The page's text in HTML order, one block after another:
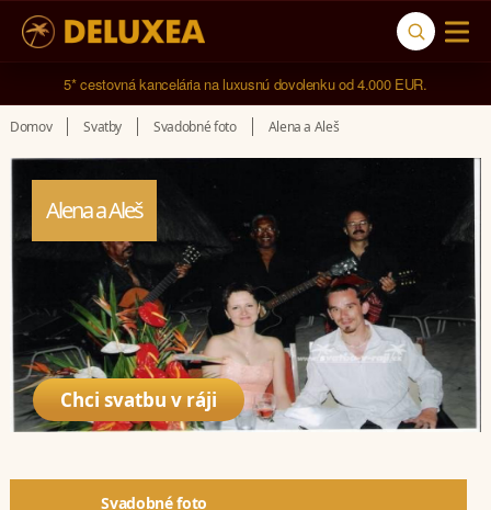
5* cestovná kancelária na luxusnú dovolenku od 4.000 EUR.
Domov Svatby Svadobné foto Alena a Aleš
Alena a Aleš
Chci svatbu v ráji
Svadobné foto